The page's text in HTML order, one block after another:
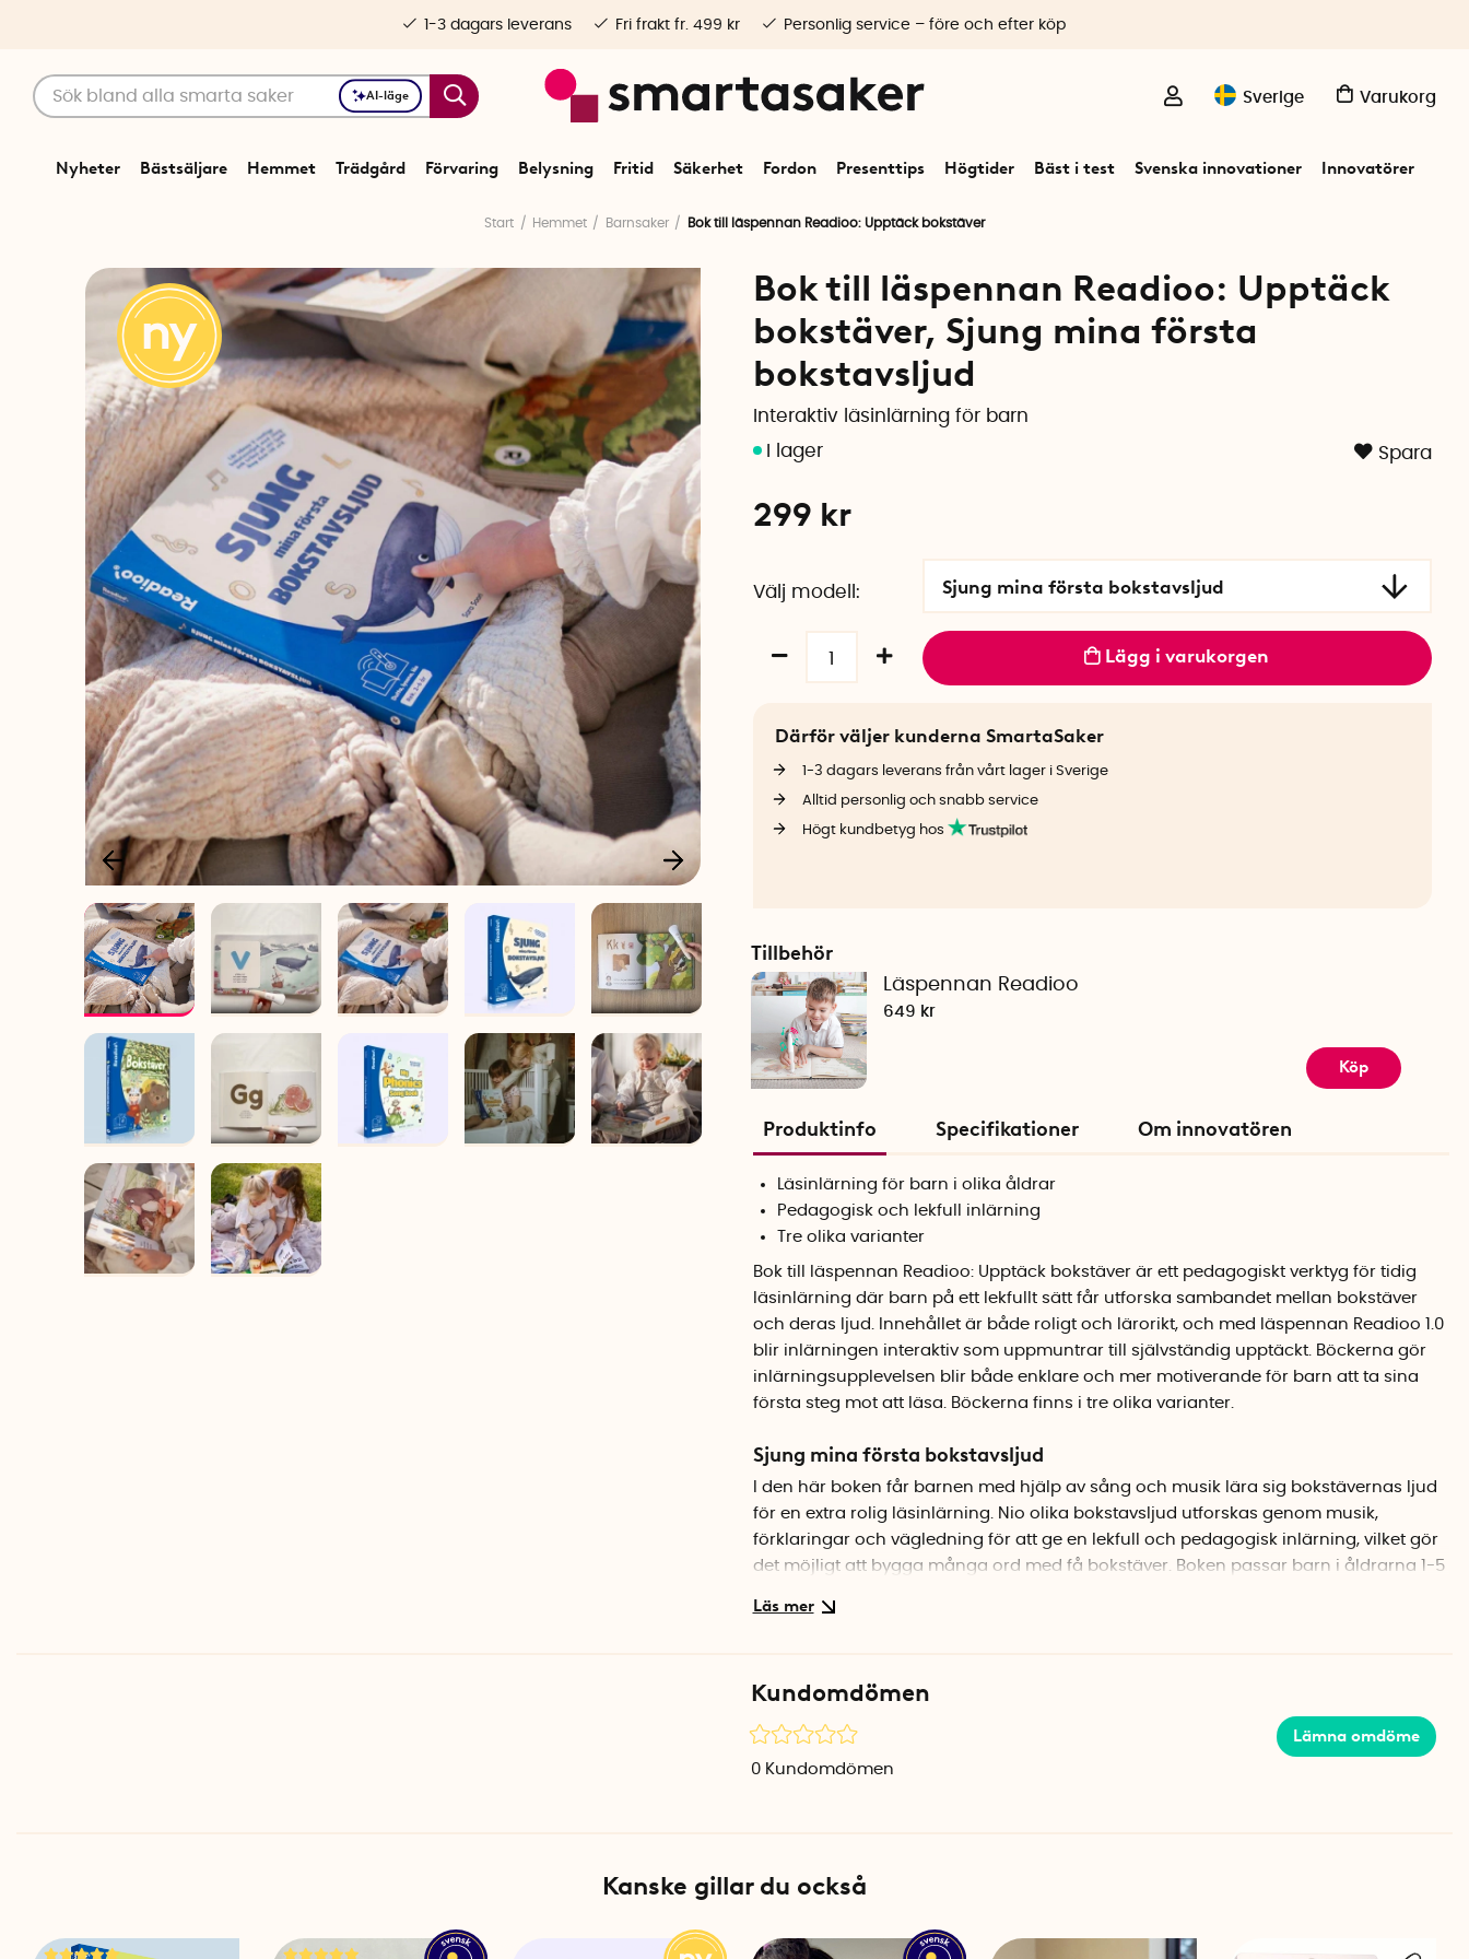
AI-läge Sverige Varukorg
Nyheter Bästsäljare Hemmet Trädgård Förvaring Belysning Fritid Säkerhet Fordon Presenttips Högtider Bäst i test Svenska innovationer Innovatörer
1-3 dagars leverans Fri frakt fr. 499 kr Personlig service – före och efter köp
Start Hemmet Barnsaker Bok till läspennan Readioo: Upptäck bokstäver
Bok till läspennan Readioo: Upptäck
bokstäver, Sjung mina första
bokstavsljud
Interaktiv läsinlärning för barn
Spara
299 kr
Välj modell Sjung mina första bokstavsljud
Lägg i varukorgen
Därför väljer kunderna SmartaSaker
1-3 dagars leverans från vårt lager i Sverige
Alltid personlig och snabb service
Högt kundbetyg hos
Tillbehör
Läspennan Readioo
649 kr
Köp
Produktinfo Specifikationer Om innovatören
Läsinlärning för barn i olika åldrar
Pedagogisk och lekfull inlärning
Tre olika varianter
Bok till läspennan Readioo: Upptäck bokstäver är ett pedagogiskt verktyg för tidig
läsinlärning där barn på ett lekfullt sätt får utforska sambandet mellan bokstäver
och deras ljud. Innehållet är både roligt och lärorikt, och med läspennan Readioo 1.0
blir inlärningen interaktiv som uppmuntrar till självständig upptäckt. Böckerna gör
inlärningsupplevelsen blir både enklare och mer motiverande för barn att ta sina
första steg mot att läsa. Böckerna finns i tre olika varianter.
Sjung mina första bokstavsljud
I den här boken får barnen med hjälp av sång och musik lära sig bokstävernas ljud
för en extra rolig läsinlärning. Nio olika bokstavsljud utforskas genom musik,
förklaringar och vägledning för att ge en lekfull och pedagogisk inlärning, vilket gör
det möjligt att bygga många ord med få bokstäver. Boken passar barn i åldrarna 1-5
munnen ljudar bokstäverna. Tillsammans med färgglada bilder och roliga
språklekar blir inlärningen både lekfull och mer motiverade för barn att knäcka
koden till läsinlärningen. Boken passar barn i åldrarna 3-7 år, språket är svenska
musik, vilket gör en tidig läsinlärning både enklare och roligare. Varje bokstav i det
Boken passar barn i åldrarna 2-6 år, språket är engelska och består av 64 sidor i
Kundomdömen
Lämna omdöme
0 Kundomdömen
Kanske gillar du också